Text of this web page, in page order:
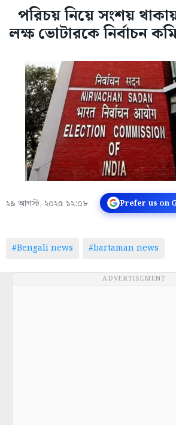
পরিচয় নিয়ে সংশয়
লক্ষ ভোটারকে নির্বাচন
২৯ আগস্ট, ২০২৫ ১২:০৮ Prefer us on
#Bengali news #bartaman news
ADVERTISEMENT